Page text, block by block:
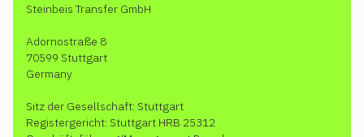
Steinbeis Transfer GmbH
Adornostraße 8
70599 Stuttgart
Germany
Sitz der Gesellschaft: Stuttgart
Registergericht: Stuttgart HRB 25312